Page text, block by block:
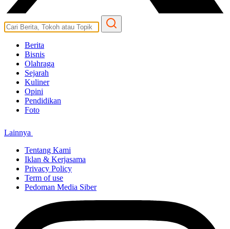
Berita
Bisnis
Olahraga
Sejarah
Kuliner
Opini
Pendidikan
Foto
Lainnya
Tentang Kami
Iklan & Kerjasama
Privacy Policy
Term of use
Pedoman Media Siber